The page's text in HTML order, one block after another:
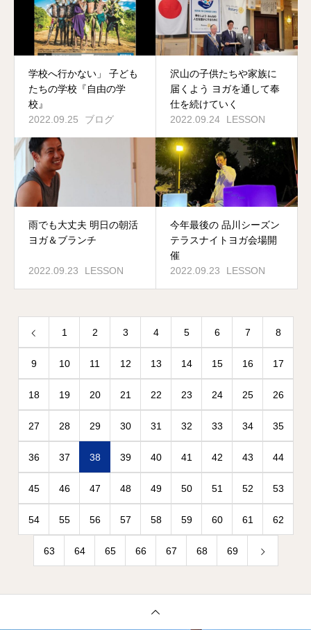
学校へ行かない」 子ども
たちの学校『自由の学
校』
2022.09.25
ブログ
沢山の子供たちや家族に
届くよう ヨガを通して奉
仕を続けていく
2022.09.24
LESSON
雨でも大丈夫 明日の朝活
ヨガ＆ブランチ
2022.09.23 LESSON
今年最後の 品川シーズン
テラスナイトヨガ会場開
催
2022.09.23
LESSON
1 2 3 4 5 6 7 8
9 10 11 12 13 14 15 16 17
18 19 20 21 22 23 24 25 26
27 28 29 30 31 32 33 34 35
36 37 38 39 40 41 42 43 44
45 46 47 48 49 50 51 52 53
54 55 56 57 58 59 60 61 62
63 64 65 66 67 68 69